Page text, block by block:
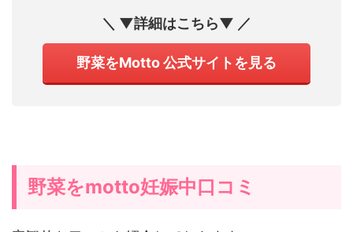
＼ ▼詳細はこちら▼ ／
野菜をMotto 公式サイトを見る
野菜をmotto妊娠中口コミ